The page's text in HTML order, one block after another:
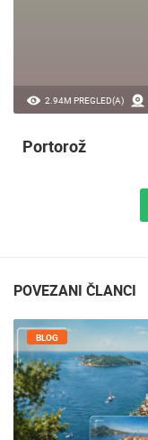
2.94M PREGLED(A)
Portorož
POVEZANI ČLANCI
BLOG